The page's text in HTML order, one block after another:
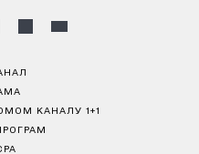
КАНАЛУ 1+1